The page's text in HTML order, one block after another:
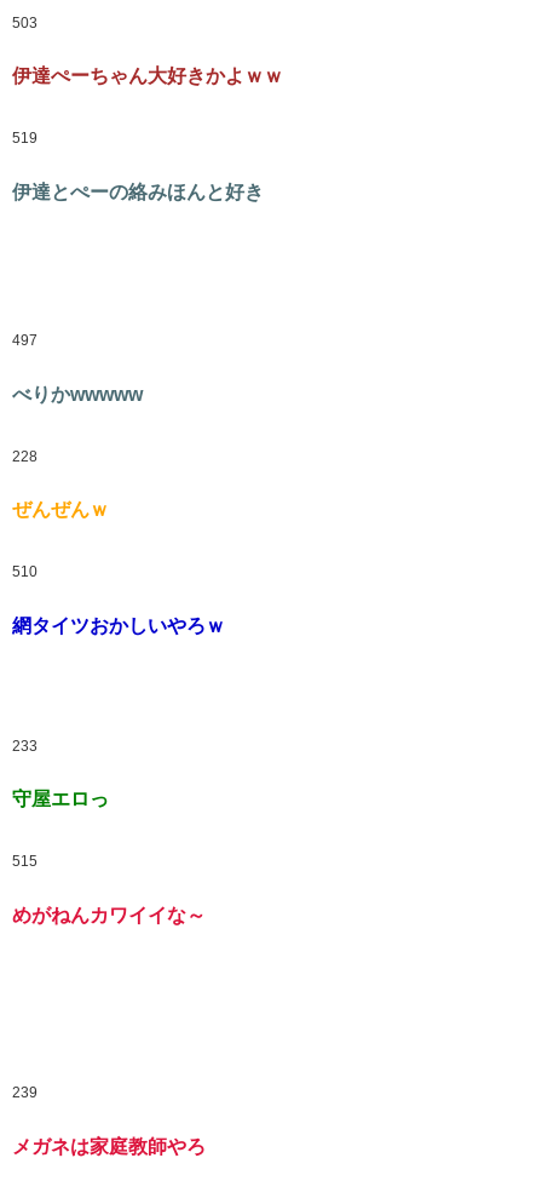
503
伊達ぺーちゃん大好きかよｗｗ
519
伊達とぺーの絡みほんと好き
497
べりかwwwww
228
ぜんぜんｗ
510
網タイツおかしいやろｗ
233
守屋エロっ
515
めがねんカワイイな～
239
メガネは家庭教師やろ